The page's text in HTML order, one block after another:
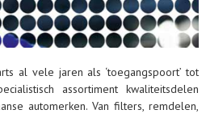
al vele jaren als ‘toegangspoort’ tot
assortiment kwaliteitsdelen
automerken. Van filters, remdelen,